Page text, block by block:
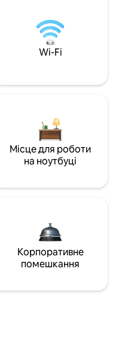
Wi-Fi
Місце для роботи
на ноутбуці
Корпоративне
помешкання